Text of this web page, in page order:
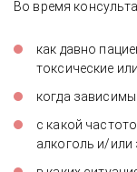
Во время
как давно
токсические
когда
с какой
алкоголь и/или